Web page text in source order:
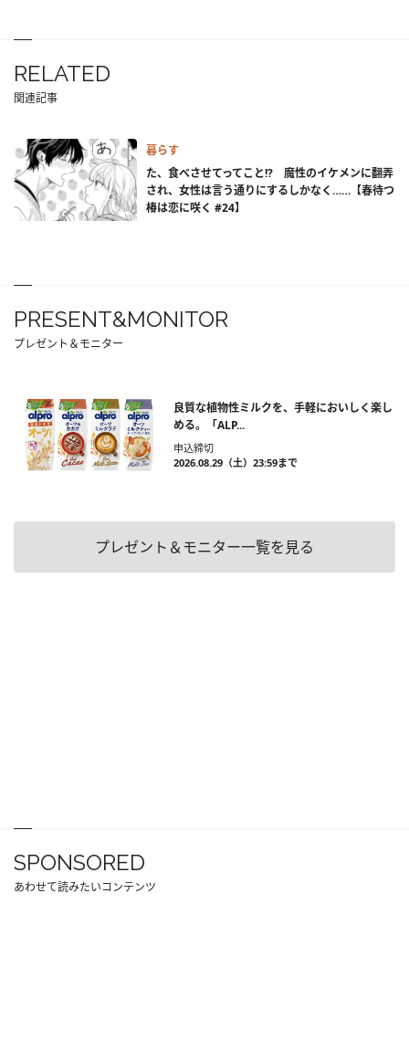
RELATED
関連記事
暮らす
た、食べさせてってこと!? 魔性のイケメンに翻弄
され、女性は言う通りにするしかなく……【春待つ
椿は恋に咲く #24】
PRESENT&MONITOR
プレゼント＆モニター
良質な植物性ミルクを、手軽においしく楽し
める。「ALP...
申込締切
2026.08.29（土）23:59まで
プレゼント＆モニター一覧を見る
SPONSORED
あわせて読みたいコンテンツ